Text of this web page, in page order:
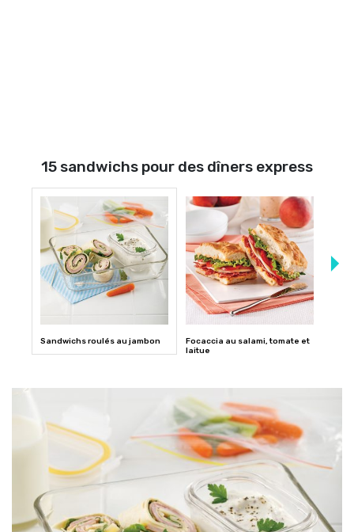
15 sandwichs pour des dîners express
Sandwichs roulés au jambon
Focaccia au salami, tomate et
laitue